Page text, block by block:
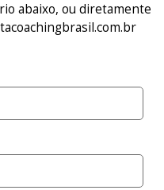
abaixo, ou diretamente